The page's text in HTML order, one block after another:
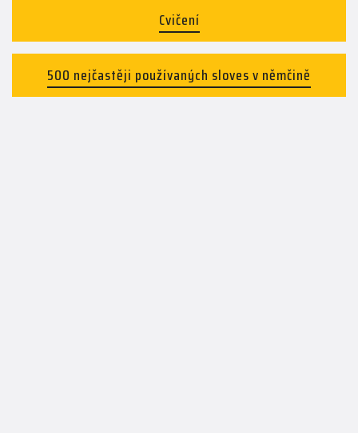
Cvičení
500 nejčastěji používaných sloves v němčině